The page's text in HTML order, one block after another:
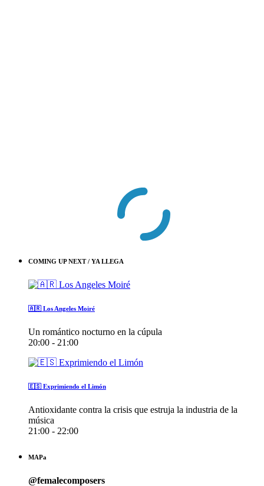
COMING UP NEXT / YA LLEGA
🇦🇷 Los Angeles Moiré
Un romántico nocturno en la cúpula
20:00 - 21:00
🇪🇸 Exprimiendo el Limón
Antioxidante contra la crisis que estruja la industria de la
música
21:00 - 22:00
MAPa
@femalecomposers